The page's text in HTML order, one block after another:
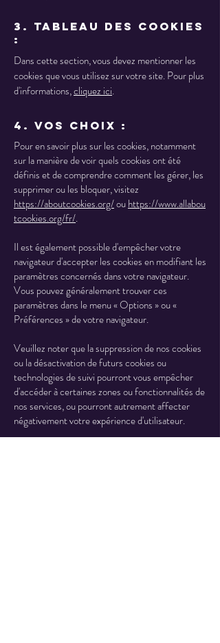
3. Tableau des cookies
:
Dans cette section, vous devez mentionner les
cookies que vous utilisez sur votre site. Pour plus
d'informations,cliquez ici.
4. Vos choix :
Pour en savoir plus sur les cookies, notamment
sur la manière de voir quels cookies ont été
définis et de comprendre comment les gérer, les
supprimer ou les bloquer, visitez
https://aboutcookies.org/ouhttps://www.allabou
tcookies.org/fr/.
Il est également possible d'empêcher votre
navigateur d'accepter les cookies en modifiant les
paramètres concernés dans votre navigateur.
Vous pouvez généralement trouver ces
paramètres dans le menu « Options » ou «
Préférences » de votre navigateur.
Veuillez noter que la suppression de nos cookies
ou la désactivation de futurs cookies ou
technologies de suivi pourront vous empêcher
d'accéder à certaines zones ou fonctionnalités de
nos services, ou pourront autrement affecter
négativement votre expérience d'utilisateur.